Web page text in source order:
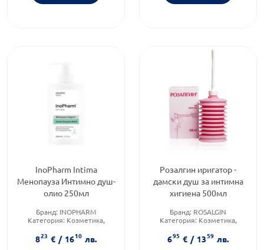
InoPharm Intima
Менопауза Интимно душ-
олио 250мл
Бранд: INOPHARM
Категория: Козметика,
Форма на продукта:олио
823 € / 1610 лв.
Розалгин иригатор -
дамски душ за интимна
хигиена 500мл
Бранд: ROSALGIN
Категория: Козметика,
Тип козметика:Масова
козметика
695 € / 1359 лв.